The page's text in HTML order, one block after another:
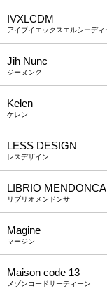
IVXLCDM
アイブイエックスエルシーディ
Jih Nunc
ジーヌンク
Kelen
ケレン
LESS DESIGN
レスデザイン
LIBRIO MENDONCA
リブリオメンドンサ
Magine
マージン
Maison code 13
メゾンコードサーティーン